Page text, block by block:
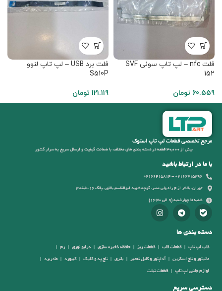
فلت nfc – لپ تاپ سونی SVF
152
60.559 تومان
فلت برد USB – لپ تاپ لنوو
S510P
121.119 تومان
مرجع تخصصی قطعات لپ تاپ استوک
بیش از 30,000 قطعه در دسته بندی های مختلف، با ضمانت کیفیت و ارسال سریع به سرار کشور
با ما در ارتباط باشید
02166415396 - 02166415814
تهران، بالاتر از 4 راه ولی عصر، کوچه شهید ابوالقاسم بالاور، پلاک 16، طبقه 3
شنبه تا چهارشنبه (9 الی 16:30)
دسته بندی ها
قاب لپ تاپ قطعات قاب قطعات ریز حافظه ذخیره سازی درایو نوری رم
مانیتور و تاچ اسکرین آداپتور و کابل تعمیر باتری تاچ پد و کلیک کیبورد مادربرد
لوازم جانبی لپ تاپ قطعات تبلت
دسترسی سریع